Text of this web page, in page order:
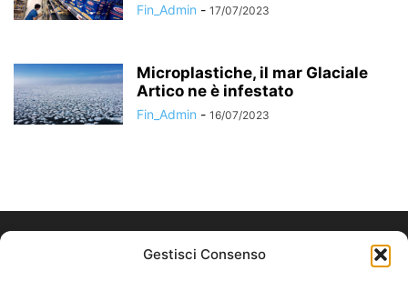
Gestisci Consenso
Fin_Admin - 17/07/2023
Microplastiche, il mar Glaciale
Artico ne è infestato
Fin_Admin - 16/07/2023